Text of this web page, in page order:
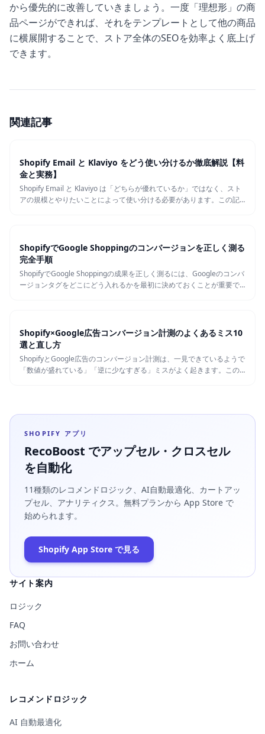
から優先的に改善していきましょう。一度「理想形」の商
品ページができれば、それをテンプレートとして他の商品
に横展開することで、ストア全体のSEOを効率よく底上げ
できます。
関連記事
Shopify Email と Klaviyo をどう使い分けるか徹底解説【料
金と実務】
Shopify Email と Klaviyo は「どちらが優れているか」ではなく、スト
アの規模とやりたいことによって使い分ける必要があります。この記
ShopifyでGoogle Shoppingのコンバージョンを正しく測る
完全手順
ShopifyでGoogle Shoppingの成果を正しく測るには、Googleのコンバ
ージョンタグをどこにどう入れるかを最初に決めておくことが重要で
Shopify×Google広告コンバージョン計測のよくあるミス10
選と直し方
ShopifyとGoogle広告のコンバージョン計測は、一見できているようで
「数値が盛れている」「逆に少なすぎる」ミスがよく起きます。この
SHOPIFY アプリ
RecoBoost でアップセル・クロスセル
を自動化
11種類のレコメンドロジック、AI自動最適化、カートアッ
プセル、アナリティクス。無料プランから App Store で
始められます。
Shopify App Store で見る
サイト案内
ロジック
FAQ
お問い合わせ
ホーム
レコメンドロジック
AI 自動最適化